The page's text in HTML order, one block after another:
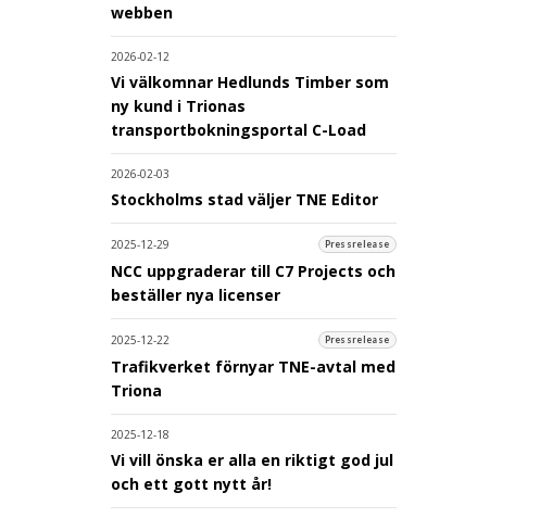
webben
2026-02-12
Vi välkomnar Hedlunds Timber som
ny kund i Trionas
transportbokningsportal C-Load
2026-02-03
Stockholms stad väljer TNE Editor
2025-12-29 Pressrelease
NCC uppgraderar till C7 Projects och
beställer nya licenser
2025-12-22 Pressrelease
Trafikverket förnyar TNE-avtal med
Triona
2025-12-18
Vi vill önska er alla en riktigt god jul
och ett gott nytt år!